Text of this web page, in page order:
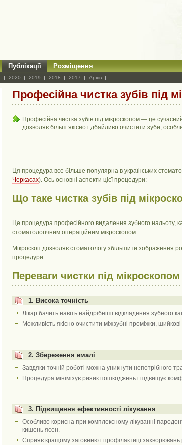
Публікації Розміщення
2020 2019 2018 2017 Архів
Професійна чистка зубів під
Професійна чистка зубів під мікроскопом — це
дозволяє більш якісно і дбайливо очистити зуби,
Ця процедура все більше популярна в українських
Черкасах). Ось основні аспекти цієї процедури:
Що таке чистка зубів під
Це процедура професійного видалення зубного нальоту,
стоматологічним операційним мікроскопом.
Мікроскоп дозволяє стоматологу збільшити зображення
процедури.
Переваги чистки під мікроскопом
1. Висока точність
Лікар бачить навіть найдрібніші відкладення
Можливість якісно очистити міжзубні проміжки,
2. Збереження емалі
Завдяки точній роботі можна уникнути непотрібного
Процедура мінімізує ризик пошкоджень і підвищує
3. Підвищення ефективності лікування
Особливо корисна при комплексному лікуванні
кишень ясен.
Сприяє кращому загоєнню і профілактиці